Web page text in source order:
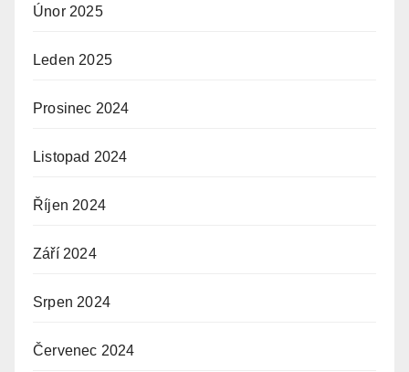
Únor 2025
Leden 2025
Prosinec 2024
Listopad 2024
Říjen 2024
Září 2024
Srpen 2024
Červenec 2024